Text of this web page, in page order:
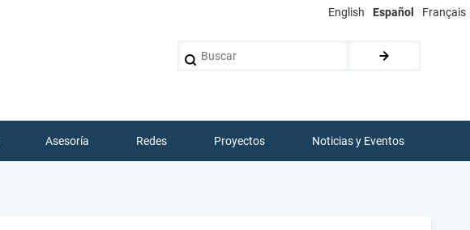
English Español Français
Asesoría Redes Proyectos Noticias y Eventos